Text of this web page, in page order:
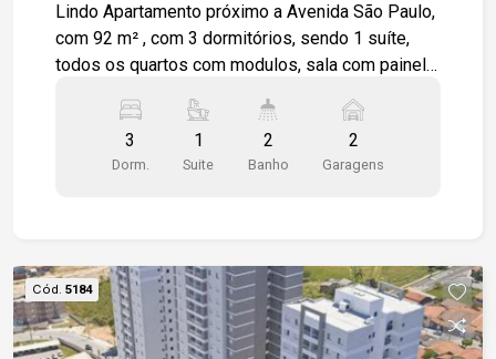
Lindo Apartamento próximo a Avenida São Paulo,
com 92 m² , com 3 dormitórios, sendo 1 suíte,
todos os quartos com modulos, sala com painel
coifa em alumínio, 1 banheiro social com
gabinete em granito preto, lavanderia e dispensa.
O apartamento possui varanda com pia em
Condomínio com salão de festas, playground, e
quadra.
3
Dorm.
1
Suite
2
Banho
2
Garagens
Cód. 5184